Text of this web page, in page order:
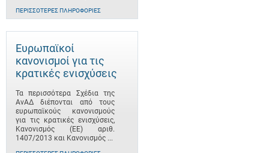
ΠΕΡΙΣΣΌΤΕΡΕΣ ΠΛΗΡΟΦΟΡΊΕΣ
Ευρωπαϊκοί
κανονισμοί για τις
κρατικές ενισχύσεις
Τα περισσότερα Σχέδια της
ΑνΑΔ διέπονται από τους
ευρωπαϊκούς κανονισμούς
για τις κρατικές ενισχύσεις,
Κανονισμός (ΕΕ) αριθ.
1407/2013 και Κανονισμός ...